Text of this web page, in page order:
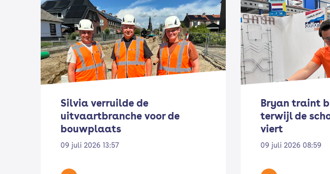
Silvia verruilde de
uitvaartbranche voor de
bouwplaats
09 juli 2026 13:57
Bryan traint
terwijl de
viert
09 juli 2026 08:59